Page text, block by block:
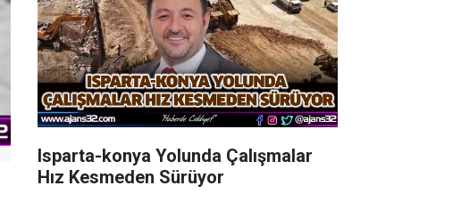
Isparta-konya Yolunda Çalışmalar
Hız Kesmeden Sürüyor